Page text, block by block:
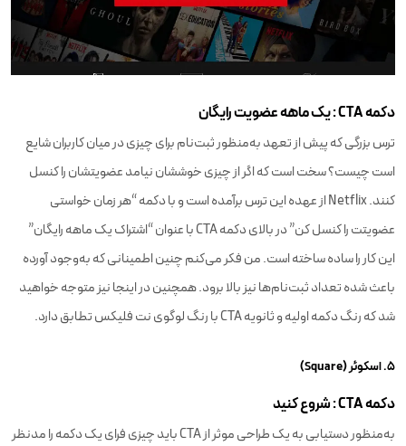
دکمه CTA : یک ماهه عضویت رایگان
ترس بزرگی که پیش از تعهد به‌منظور ثبت‌نام برای چیزی در میان کاربران شایع
است چیست؟ سخت است که اگر از چیزی خوششان نیامد عضویتشان را کنسل
کنند. Netflix از عهده این ترس برآمده است و با دکمه “هر زمان خواستی
عضویتت را کنسل کن” در بالای دکمه CTA با عنوان “اشتراک یک ماهه رایگان”
این کار را ساده ساخته است. من فکر می‌کنم چنین اطمینانی که به‌وجود آورده
باعث شده تعداد ثبت‌نام‌ها نیز بالا برود. همچنین در اینجا نیز متوجه خواهید
شد که رنگ دکمه اولیه و ثانویه CTA با رنگ لوگوی نت فلیکس تطابق دارد.
۵. اسکوئر (Square)
دکمه CTA : شروع کنید
به‌منظور دستیابی به یک طراحی موثر از CTA باید چیزی فرای یک دکمه را مد‌نظر